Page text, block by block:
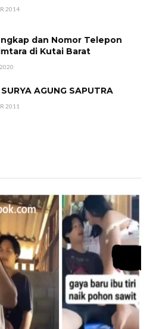
2014
dan Nomor Telepon
di Kutai Barat
AGUNG SAPUTRA
2011